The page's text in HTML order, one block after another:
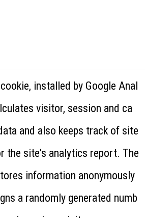
installed by Google Anal
visitor, session and ca
and also keeps track of site
the site's analytics report. The
information anonymously
a randomly generated numb